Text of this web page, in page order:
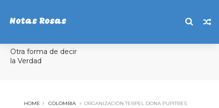
Notas Rosas
Otra forma de decir
la Verdad
HOME COLOMBIA
ORGANIZACIÓN TERPEL DONA PUPITRES